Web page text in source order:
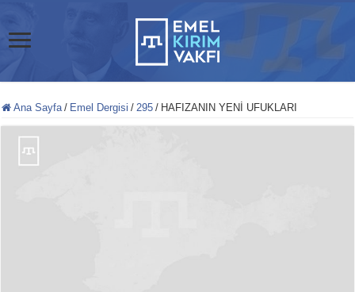
Ana Sayfa / Emel Dergisi / 295 / HAFIZANIN YENİ UFUKLARI